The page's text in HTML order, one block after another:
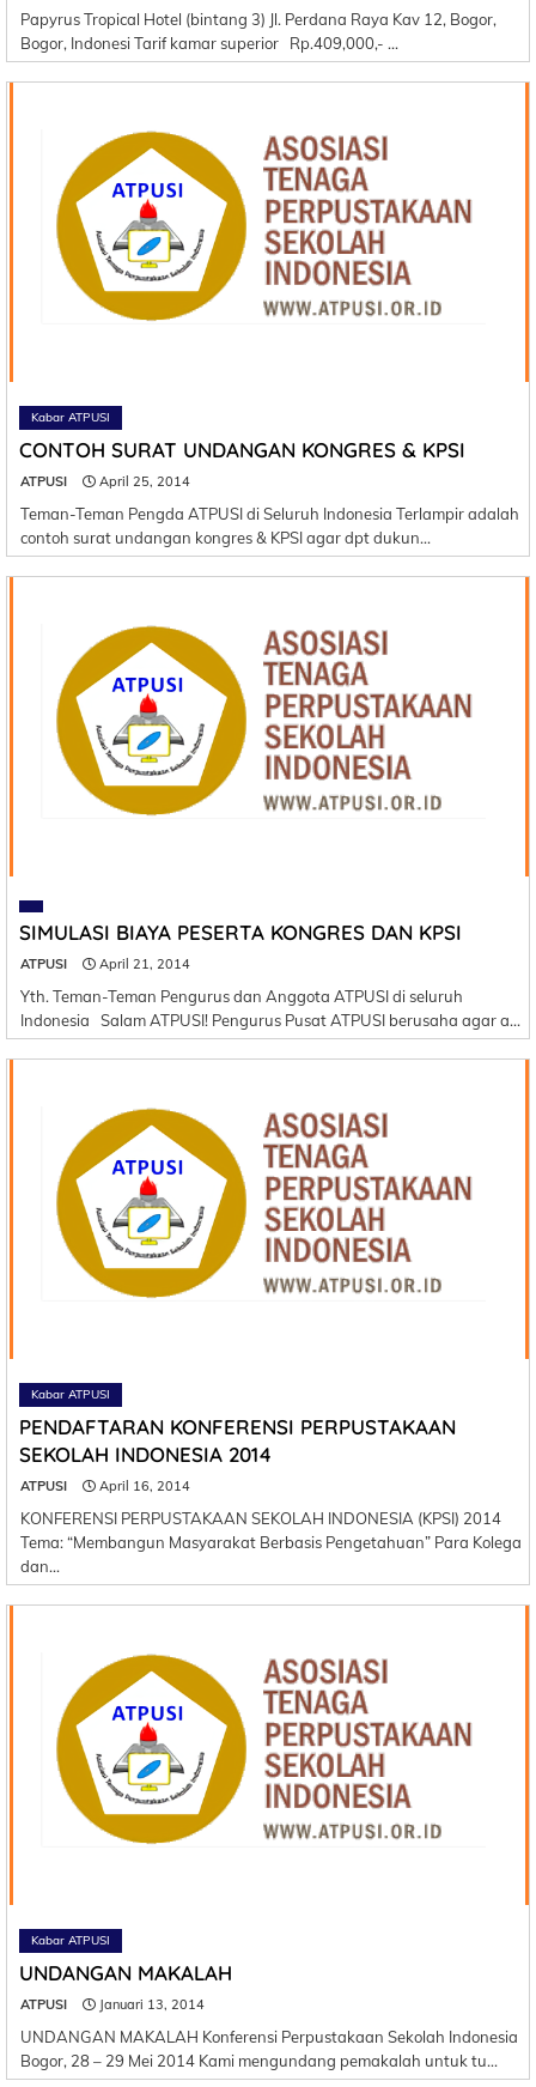
Papyrus Tropical Hotel (bintang 3) Jl. Perdana Raya Kav 12, Bogor,
Bogor, Indonesi Tarif kamar superior Rp.409,000,- …
Kabar ATPUSI
CONTOH SURAT UNDANGAN KONGRES & KPSI
ATPUSI April 25, 2014
Teman-Teman Pengda ATPUSI di Seluruh Indonesia Terlampir adalah
contoh surat undangan kongres & KPSI agar dpt dukun…
SIMULASI BIAYA PESERTA KONGRES DAN KPSI
ATPUSI April 21, 2014
Yth. Teman-Teman Pengurus dan Anggota ATPUSI di seluruh
Indonesia Salam ATPUSI! Pengurus Pusat ATPUSI berusaha agar a…
Kabar ATPUSI
PENDAFTARAN KONFERENSI PERPUSTAKAAN
SEKOLAH INDONESIA 2014
ATPUSI April 16, 2014
KONFERENSI PERPUSTAKAAN SEKOLAH INDONESIA (KPSI) 2014
Tema: “Membangun Masyarakat Berbasis Pengetahuan” Para Kolega
dan…
Kabar ATPUSI
UNDANGAN MAKALAH
ATPUSI Januari 13, 2014
UNDANGAN MAKALAH Konferensi Perpustakaan Sekolah Indonesia
Bogor, 28 – 29 Mei 2014 Kami mengundang pemakalah untuk tu…